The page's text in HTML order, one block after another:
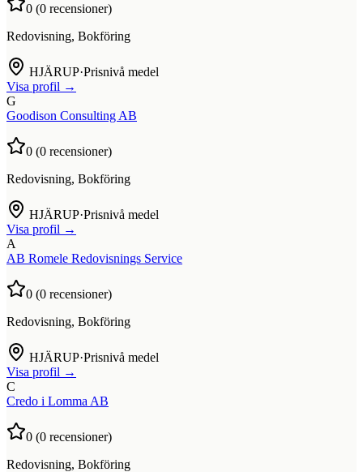
0 (0 recensioner)
Redovisning, Bokföring
HJÄRUP·Prisnivå medel
Visa profil →
G
Goodison Consulting AB
0 (0 recensioner)
Redovisning, Bokföring
HJÄRUP·Prisnivå medel
Visa profil →
A
AB Romele Redovisnings Service
0 (0 recensioner)
Redovisning, Bokföring
HJÄRUP·Prisnivå medel
Visa profil →
C
Credo i Lomma AB
0 (0 recensioner)
Redovisning, Bokföring